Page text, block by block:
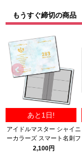
EVENT
ASOBI TICKET
その他先行受付
学園アイドルマスター
プロジェクトアイマス ヴ
テイルズ オブ シリーズ
電音部
太鼓の達人
もうすぐ締切の商品
あと1日!
アイドルマスター シャイニ
ーカラーズ スマート名刺フ
ァイル
2,100円